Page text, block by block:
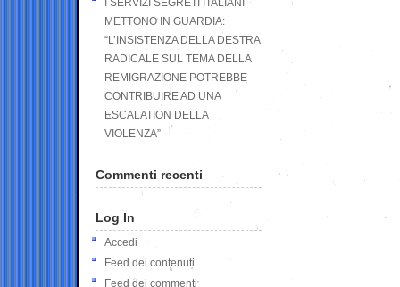
I SERVIZI SEGRETI ITALIANI
METTONO IN GUARDIA:
“L’INSISTENZA DELLA DESTRA
RADICALE SUL TEMA DELLA
REMIGRAZIONE POTREBBE
CONTRIBUIRE AD UNA
ESCALATION DELLA
VIOLENZA”
Commenti recenti
Log In
Accedi
Feed dei contenuti
Feed dei commenti